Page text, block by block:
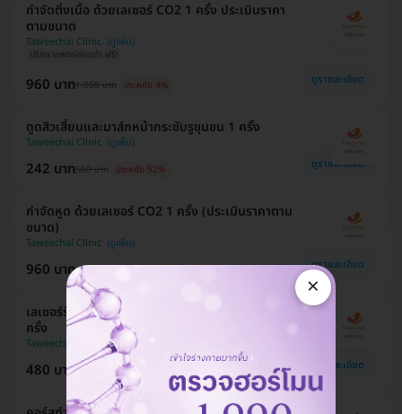
ปรึกษาแพทย์ก่อนทำ ฟรี!
กำจัดติ่งเนื้อ ด้วยเลเซอร์ CO2 1 ครั้ง ประเมินราคา
ตามขนาด
Taweechai Clinic
960 บาท1,000 บาท ประหยัด 4% ดูรายละเอียด
ดูดสิวเสี้ยนและมาส์กหน้ากระชับรูขุมขน 1 ครั้ง
Taweechai Clinic
242 บาท500 บาท ประหยัด 52% ดูรายละเอียด
กำจัดหูด ด้วยเลเซอร์ CO2 1 ครั้ง (ประเมินราคาตาม
ขนาด)
Taweechai Clinic
960 บาท4,000 บาท ดูรายละเอียด
เลเซอร์รักษากระเนื้อนูน ด้วยเครื่อง Yoolika 1 จุด 1
ครั้ง
Taweechai Clinic
480 บาท1,000 บาท ประหยัด 52% ดูรายละเอียด
×